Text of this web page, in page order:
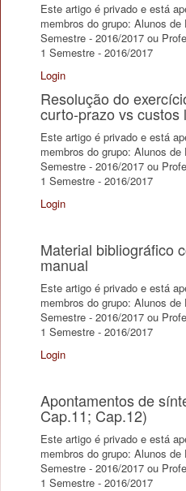
Este artigo é privado e está
membros do grupo: Alunos de
Semestre - 2016/2017 ou
1 Semestre - 2016/2017
Login
Resolução do
curto-prazo vs custos
Este artigo é privado e está
membros do grupo: Alunos de
Semestre - 2016/2017 ou
1 Semestre - 2016/2017
Login
Material bibliográfico
manual
Este artigo é privado e está
membros do grupo: Alunos de
Semestre - 2016/2017 ou
1 Semestre - 2016/2017
Login
Apontamentos de
Cap.11; Cap.12)
Este artigo é privado e está
membros do grupo: Alunos de
Semestre - 2016/2017 ou
1 Semestre - 2016/2017